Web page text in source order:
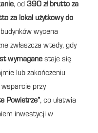
, od 390 zł brutto za
za lokal użytkowy do
wycena
zwłaszcza wtedy, gdy
wymagane staje się
lub zakończeniu
przy
Powietrze”, co ułatwia
inwestycji w